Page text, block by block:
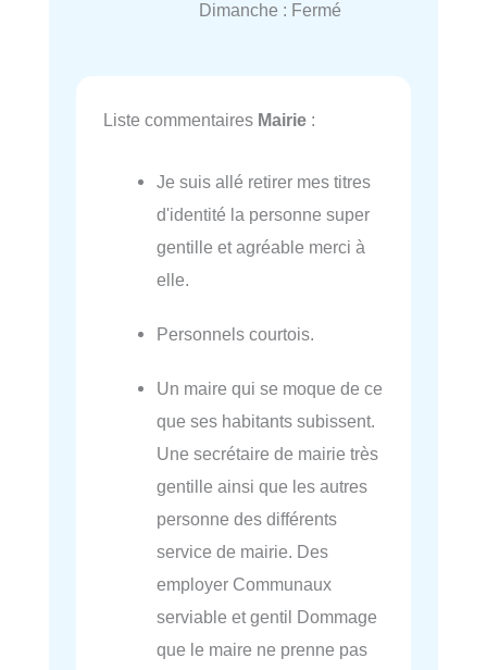
Dimanche : Fermé
Liste commentaires Mairie :
Je suis allé retirer mes titres
d'identité la personne super
gentille et agréable merci à
elle.
Personnels courtois.
Un maire qui se moque de ce
que ses habitants subissent.
Une secrétaire de mairie très
gentille ainsi que les autres
personne des différents
service de mairie. Des
employer Communaux
serviable et gentil Dommage
que le maire ne prenne pas